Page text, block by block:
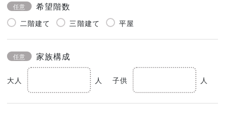
任意 希望階数
二階建て 三階建て 平屋
任意 家族構成
大人 人 子供 人